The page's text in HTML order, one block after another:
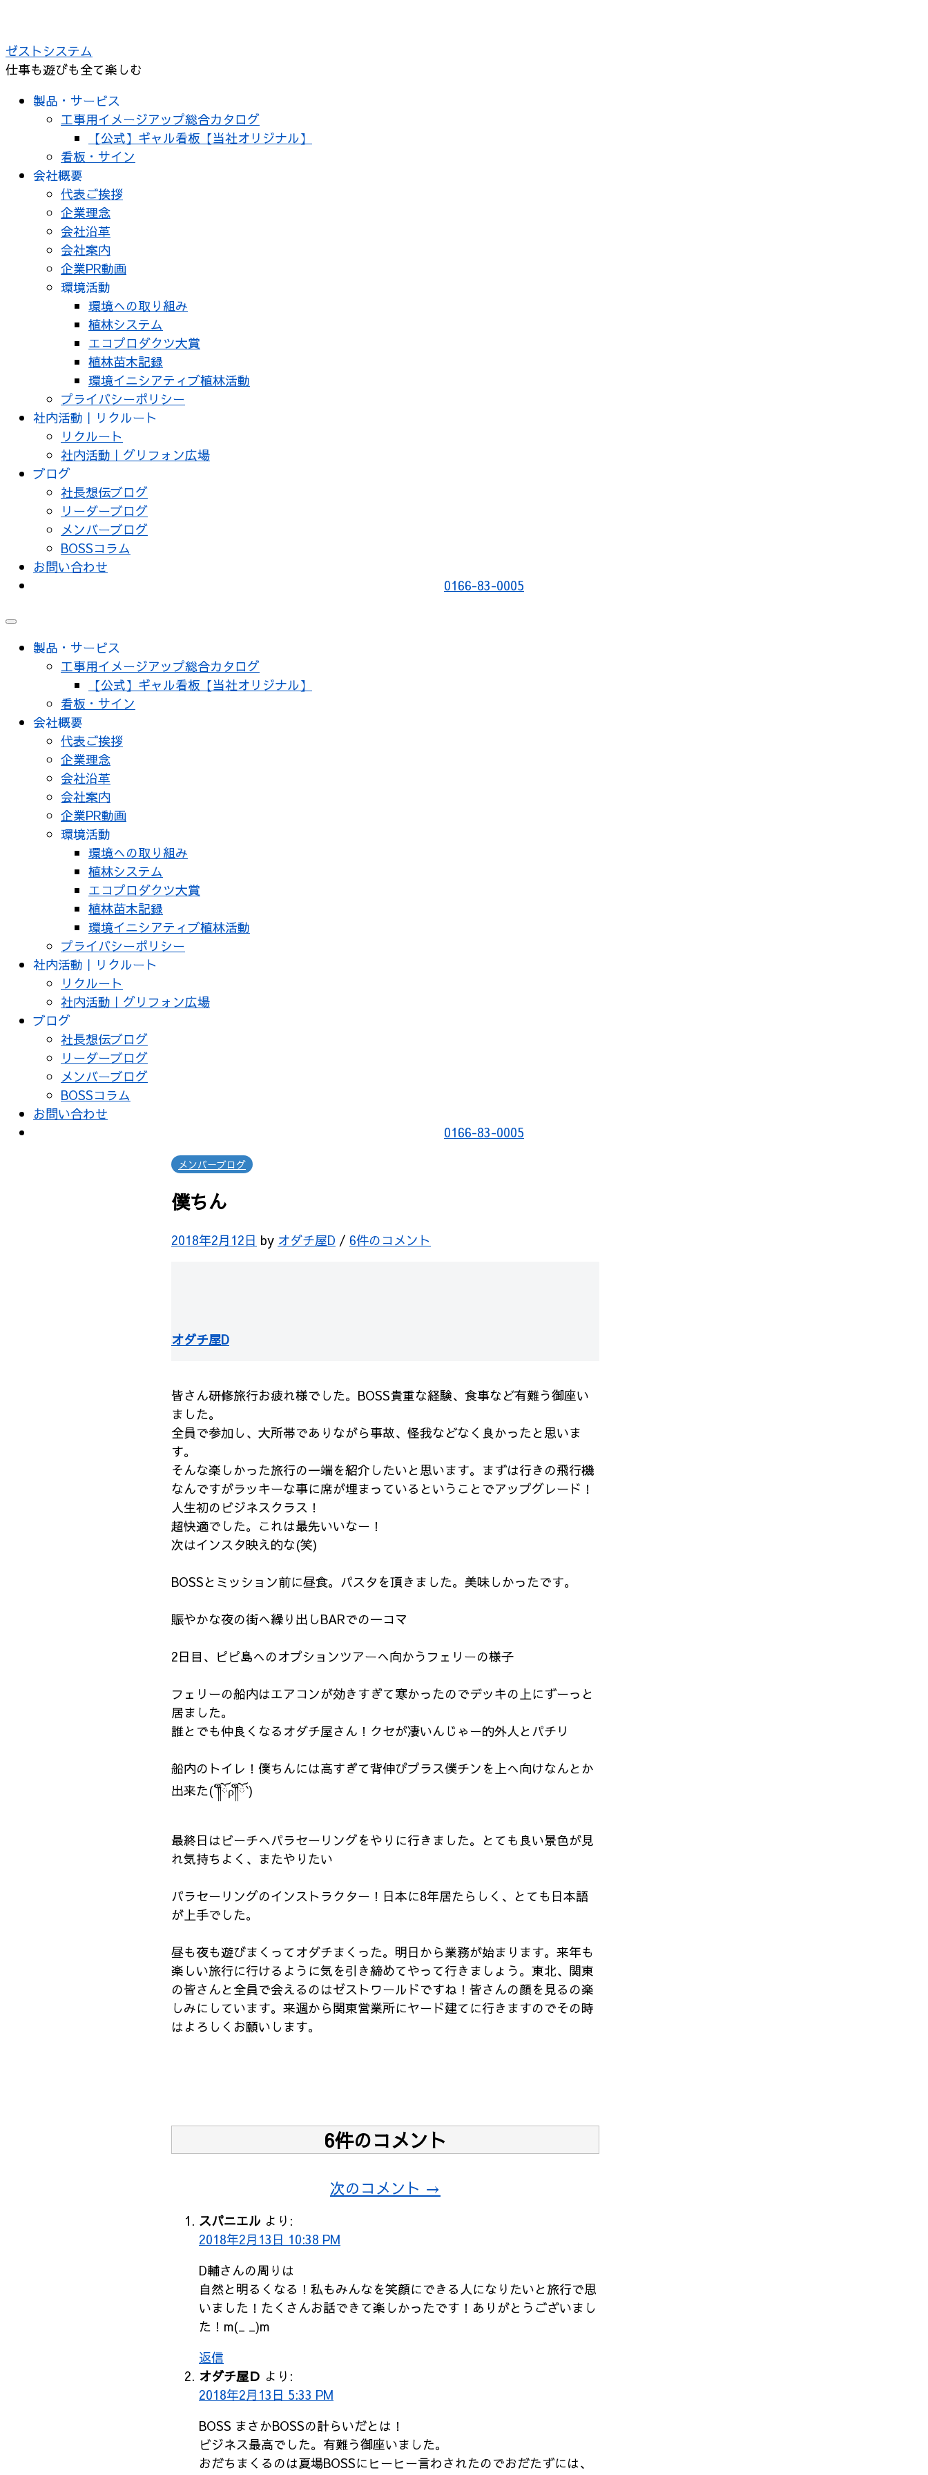
テ
ン
ゼストシステム
仕事も遊びも全て楽しむ
製品・サービス
工事用イメージアップ総合カタログ
【公式】ギャル看板【当社オリジナル】
看板・サイン
会社概要
代表ご挨拶
企業理念
会社沿革
会社案内
企業PR動画
環境活動
環境への取り組み
植林システム
エコプロダクツ大賞
植林苗木記録
環境イニシアティブ植林活動
プライバシーポリシー
社内活動｜リクルート
リクルート
社内活動｜グリフォン広場
ブログ
社長想伝ブログ
リーダーブログ
メンバーブログ
BOSSコラム
お問い合わせ
0166-83-0005
メ
製品・サービス
工事用イメージアップ総合カタログ
【公式】ギャル看板【当社オリジナル】
看板・サイン
会社概要
代表ご挨拶
企業理念
会社沿革
会社案内
企業PR動画
環境活動
環境への取り組み
植林システム
エコプロダクツ大賞
植林苗木記録
環境イニシアティブ植林活動
プライバシーポリシー
社内活動｜リクルート
リクルート
社内活動｜グリフォン広場
ブログ
社長想伝ブログ
リーダーブログ
メンバーブログ
BOSSコラム
お問い合わせ
0166-83-0005
メンバーブログ
僕ちん
2018年2月12日 by オダチ屋D / 6件のコメント
オダチ屋D
皆さん研修旅行お疲れ様でした。BOSS貴重な経験、食事など有難う御座い
ました。
全員で参加し、大所帯でありながら事故、怪我などなく良かったと思いま
す。
そんな楽しかった旅行の一端を紹介したいと思います。まずは行きの飛行機
なんですがラッキーな事に席が埋まっているということでアップグレード！
人生初のビジネスクラス！
超快適でした。これは最先いいなー！
次はインスタ映え的な(笑)
BOSSとミッション前に昼食。パスタを頂きました。美味しかったです。
賑やかな夜の街へ繰り出しBARでの一コマ
2日目、ピピ島へのオプションツアーへ向かうフェリーの様子
フェリーの船内はエアコンが効きすぎて寒かったのでデッキの上にずーっと
居ました。
誰とでも仲良くなるオダチ屋さん！クセが凄いんじゃー的外人とパチリ
船内のトイレ！僕ちんには高すぎて背伸びプラス僕チンを上へ向けなんとか
出来た(´༎ຶོρ༎ຶོ`)
最終日はビーチへパラセーリングをやりに行きました。とても良い景色が見
れ気持ちよく、またやりたい
パラセーリングのインストラクター！日本に8年居たらしく、とても日本語
が上手でした。
昼も夜も遊びまくってオダチまくった。明日から業務が始まります。来年も
楽しい旅行に行けるように気を引き締めてやって行きましょう。東北、関東
の皆さんと全員で会えるのはゼストワールドですね！皆さんの顔を見るの楽
しみにしています。来週から関東営業所にヤード建てに行きますのでその時
はよろしくお願いします。
6件のコメント
次のコメント →
スパニエル より:
2018年2月13日 10:38 PM
D輔さんの周りは
自然と明るくなる！私もみんなを笑顔にできる人になりたいと旅行で思
いました！たくさんお話できて楽しかったです！ありがとうございまし
た！m(_ _)m
返信
オダチ屋Ｄ より:
2018年2月13日 5:33 PM
BOSS まさかBOSSの計らいだとは！
ビジネス最高でした。有難う御座いました。
おだちまくるのは夏場BOSSにヒーヒー言わされたのでおだたずには、